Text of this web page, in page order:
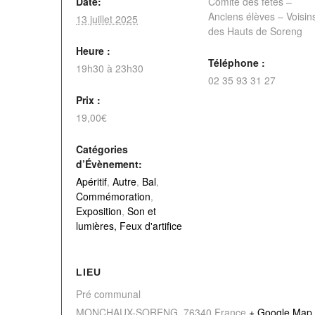
13 juillet 2025
Heure :
19h30 à 23h30
Prix :
19,00€
Catégories
d’Évènement:
Apéritif, Autre, Bal,
Commémoration,
Exposition, Son et
lumières, Feux d'artifice
Anciens élèves –
des Hauts de Soreng
Téléphone :
02 35 93 31 27
LIEU
Pré communal
MONCHAUX-SORENG 76340 France + Google Map